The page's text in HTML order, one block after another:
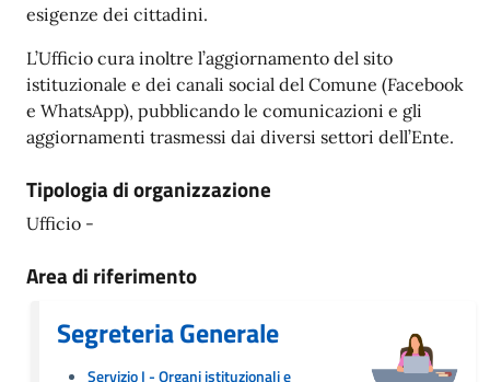
esigenze dei cittadini.
L’Ufficio cura inoltre l’aggiornamento del sito
istituzionale e dei canali social del Comune (Facebook
e WhatsApp), pubblicando le comunicazioni e gli
aggiornamenti trasmessi dai diversi settori dell’Ente.
Tipologia di organizzazione
Ufficio -
Area di riferimento
Segreteria Generale
Servizio I - Organi istituzionali e